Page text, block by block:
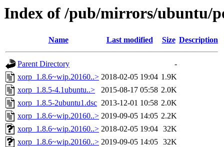
Index of /pub/mirrors/ubuntu/
Name Last modified Size Description
Parent Directory
-
xorp_1.8.6~wip.20160..> 2018-02-05 19:04 1.9K
xorp_1.8.5-4.1ubuntu..>
2015-08-17 05:58 2.0K
xorp_1.8.5-2ubuntu1.dsc 2013-12-01 10:58 2.0K
xorp_1.8.6~wip.20160..> 2019-09-05 14:05 2.2K
xorp_1.8.6~wip.20160..> 2018-02-05 19:04 32K
xorp_1.8.6~wip.20160..> 2019-09-05 14:05 32K